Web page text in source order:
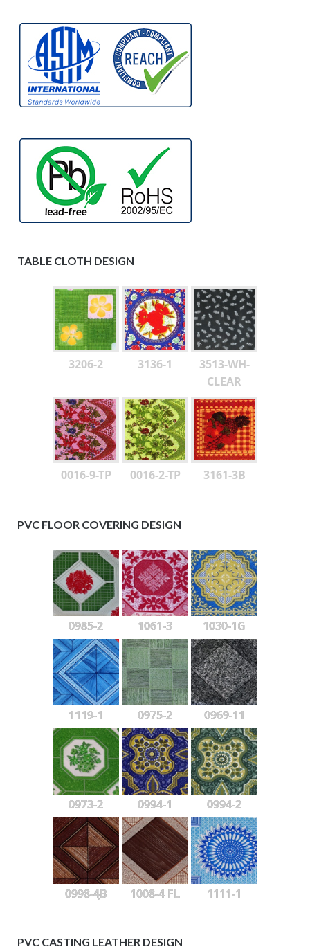
TABLE CLOTH DESIGN
3206-2 3136-1
3513-WH-
CLEAR
0016-9-TP 0016-2-TP 3161-3B
PVC FLOOR COVERING DESIGN
0985-2 1061-3 1030-1G
1119-1 0975-2 0969-11
0973-2 0994-1 0994-2
0998-4ฺB 1008-4 FL 1111-1
PVC CASTING LEATHER DESIGN